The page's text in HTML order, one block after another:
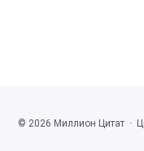
© 2026 Миллион Цитат·